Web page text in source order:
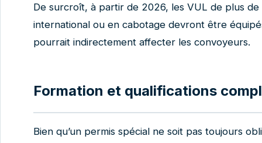
De surcroît, à partir de 2026, les VUL de plus
international ou en cabotage devront être
pourrait indirectement affecter les convoyeurs.
Formation et qualifications
Bien qu’un permis spécial ne soit pas toujours